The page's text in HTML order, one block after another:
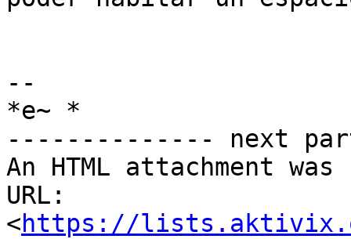
--
*e~ *
-------------- next
An HTML attachment
URL:
<https://